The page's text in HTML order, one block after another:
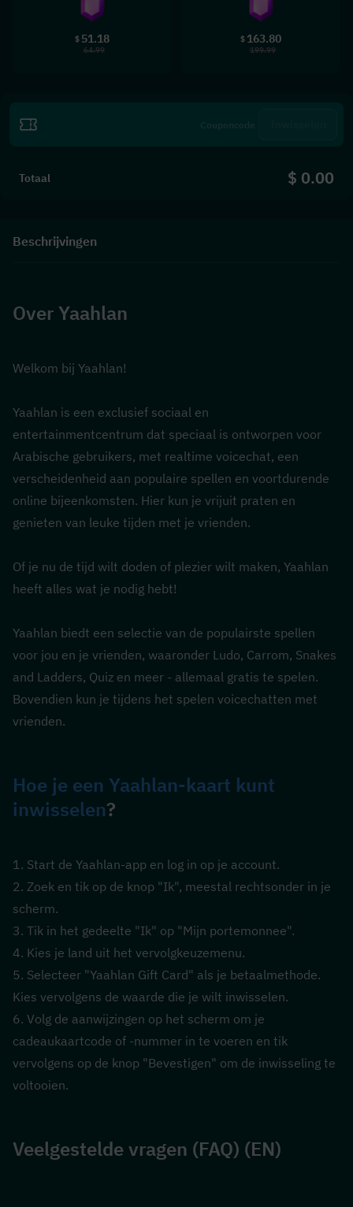
$ 51.18
64.99
$ 163.80
199.99
Totaal $ 0.00
Beschrijvingen
Over Yaahlan
Welkom bij Yaahlan!
Yaahlan is een exclusief sociaal en
entertainmentcentrum dat speciaal is ontworpen voor
Arabische gebruikers, met realtime voicechat, een
verscheidenheid aan populaire spellen en voortdurende
online bijeenkomsten. Hier kun je vrijuit praten en
genieten van leuke tijden met je vrienden.
Of je nu de tijd wilt doden of plezier wilt maken, Yaahlan
heeft alles wat je nodig hebt!
Yaahlan biedt een selectie van de populairste spellen
voor jou en je vrienden, waaronder Ludo, Carrom, Snakes
and Ladders, Quiz en meer - allemaal gratis te spelen.
Bovendien kun je tijdens het spelen voicechatten met
vrienden.
Hoe je een Yaahlan-kaart kunt
inwisselen?
1. Start de Yaahlan-app en log in op je account.
2. Zoek en tik op de knop "Ik", meestal rechtsonder in je
scherm.
3. Tik in het gedeelte "Ik" op "Mijn portemonnee".
4. Kies je land uit het vervolgkeuzemenu.
5. Selecteer "Yaahlan Gift Card" als je betaalmethode.
Kies vervolgens de waarde die je wilt inwisselen.
6. Volg de aanwijzingen op het scherm om je
cadeaukaartcode of -nummer in te voeren en tik
vervolgens op de knop "Bevestigen" om de inwisseling te
voltooien.
Veelgestelde vragen (FAQ) (EN)